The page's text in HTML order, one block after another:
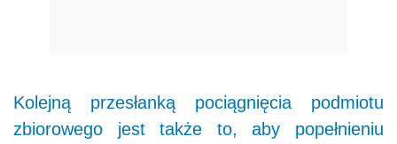
Kolejną przesłanką pociągnięcia podmiotu
zbiorowego jest także to, aby popełnieniu